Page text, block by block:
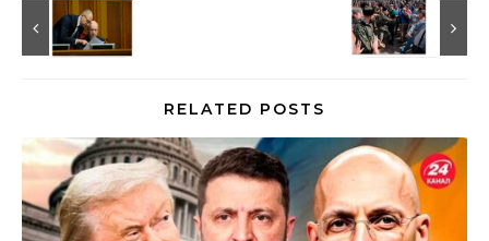
RELATED POSTS